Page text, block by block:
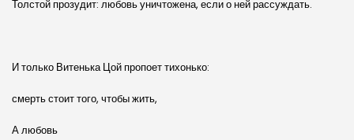
Толстой прозудит: любовь уничтожена, если о ней рассуждать.
И только Витенька Цой пропоет тихонько:
смерть стоит того, чтобы жить,
А любовь